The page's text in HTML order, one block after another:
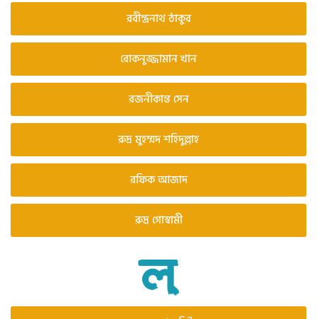
রবীন্দ্রনাথ ঠাকুর
রোকনুজ্জামান খান
রজনীকান্ত সেন
রুদ্র মুহম্মদ শহিদুল্লাহ
রফিক আজাদ
রুদ্র গোস্বামী